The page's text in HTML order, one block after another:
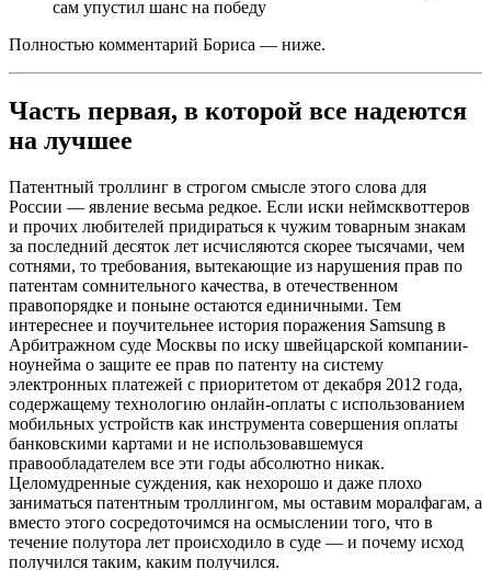
сам упустил шанс на победу
Полностью комментарий Бориса — ниже.
Часть первая, в которой все надеются
на лучшее
Патентный троллинг в строгом смысле этого слова для
России — явление весьма редкое. Если иски неймсквоттеров
и прочих любителей придираться к чужим товарным знакам
за последний десяток лет исчисляются скорее тысячами, чем
сотнями, то требования, вытекающие из нарушения прав по
патентам сомнительного качества, в отечественном
правопорядке и поныне остаются единичными. Тем
интереснее и поучительнее история поражения Samsung в
Арбитражном суде Москвы по иску швейцарской компании-
ноунейма о защите ее прав по патенту на систему
электронных платежей с приоритетом от декабря 2012 года,
содержащему технологию онлайн-оплаты с использованием
мобильных устройств как инструмента совершения оплаты
банковскими картами и не использовавшемуся
правообладателем все эти годы абсолютно никак.
Целомудренные суждения, как нехорошо и даже плохо
заниматься патентным троллингом, мы оставим моралфагам, а
вместо этого сосредоточимся на осмыслении того, что в
течение полутора лет происходило в суде — и почему исход
получился таким, каким получился.